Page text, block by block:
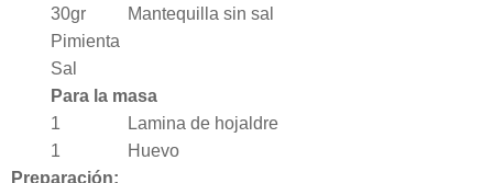
30gr
Mantequilla sin sal
Pimienta
Sal
Para la masa
1
Lamina de hojaldre
1
Huevo
Preparación: